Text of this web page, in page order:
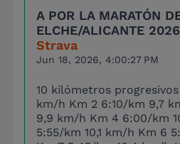
A POR LA MARATÓN
ELCHE/ALICANTE
Strava
Jun 18, 2026, 4:00:27 PM
10 kilómetros
km/h Km 2 6:10/km 9,7
9,9 km/h Km 4 6:00/km
5:55/km 10,1 km/h Km 6